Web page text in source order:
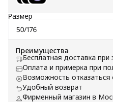
Размер
50/176
Преимущества
Бесплатная доставка при
Оплата и примерка при
Возможность отказаться
Удобный возврат
Фирменный магазин в